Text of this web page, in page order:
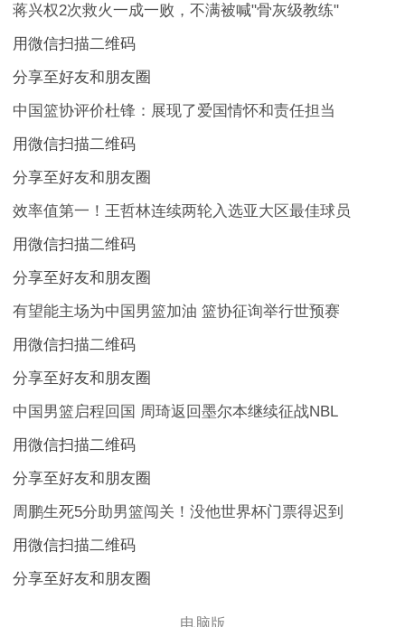
蒋兴权2次救火一成一败，不满被喊"骨灰级教练"
用微信扫描二维码
分享至好友和朋友圈
中国篮协评价杜锋：展现了爱国情怀和责任担当
用微信扫描二维码
分享至好友和朋友圈
效率值第一！王哲林连续两轮入选亚大区最佳球员
用微信扫描二维码
分享至好友和朋友圈
有望能主场为中国男篮加油 篮协征询举行世预赛
用微信扫描二维码
分享至好友和朋友圈
中国男篮启程回国 周琦返回墨尔本继续征战NBL
用微信扫描二维码
分享至好友和朋友圈
周鹏生死5分助男篮闯关！没他世界杯门票得迟到
用微信扫描二维码
分享至好友和朋友圈